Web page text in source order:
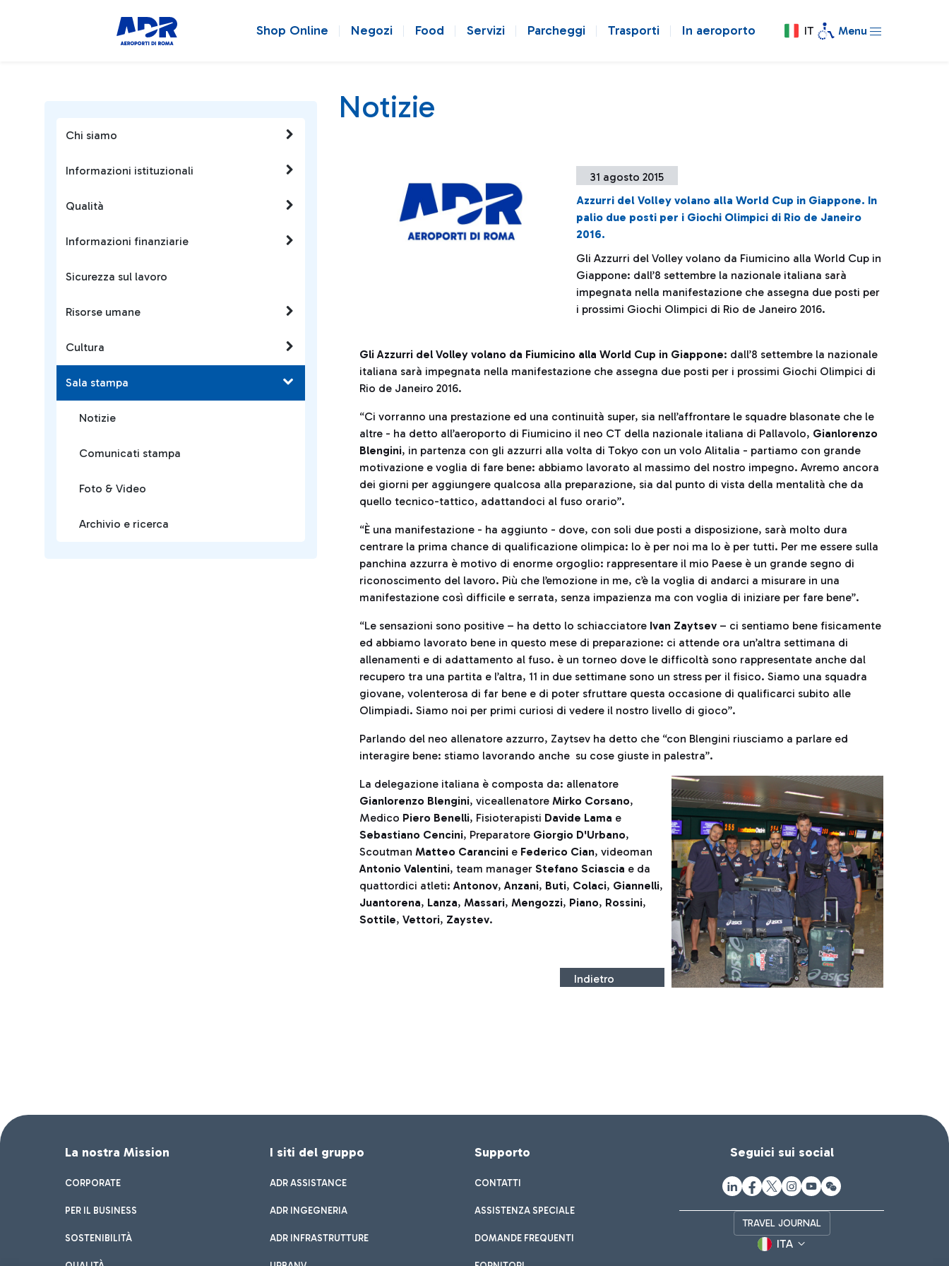
Shop Online Negozi Food Servizi Parcheggi Trasporti In aeroporto IT Menu
Chi siamo
Informazioni istituzionali
Qualità
Informazioni finanziarie
Sicurezza sul lavoro
Risorse umane
Cultura
Sala stampa
Notizie
Comunicati stampa
Foto & Video
Archivio e ricerca
Notizie
31 agosto 2015
Azzurri del Volley volano alla World Cup in Giappone. In
palio due posti per i Giochi Olimpici di Rio de Janeiro
2016.
Gli Azzurri del Volley volano da Fiumicino alla World Cup in
Giappone: dall’8 settembre la nazionale italiana sarà
impegnata nella manifestazione che assegna due posti per
i prossimi Giochi Olimpici di Rio de Janeiro 2016.
Gli Azzurri del Volley volano da Fiumicino alla World Cup in Giappone: dall’8 settembre la nazionale
italiana sarà impegnata nella manifestazione che assegna due posti per i prossimi Giochi Olimpici di
Rio de Janeiro 2016.
“Ci vorranno una prestazione ed una continuità super, sia nell’affrontare le squadre blasonate che le
altre - ha detto all’aeroporto di Fiumicino il neo CT della nazionale italiana di Pallavolo, Gianlorenzo
Blengini, in partenza con gli azzurri alla volta di Tokyo con un volo Alitalia - partiamo con grande
motivazione e voglia di fare bene: abbiamo lavorato al massimo del nostro impegno. Avremo ancora
dei giorni per aggiungere qualcosa alla preparazione, sia dal punto di vista della mentalità che da
quello tecnico-tattico, adattandoci al fuso orario”.
“È una manifestazione - ha aggiunto - dove, con soli due posti a disposizione, sarà molto dura
centrare la prima chance di qualificazione olimpica: lo è per noi ma lo è per tutti. Per me essere sulla
panchina azzurra è motivo di enorme orgoglio: rappresentare il mio Paese è un grande segno di
riconoscimento del lavoro. Più che l’emozione in me, c’è la voglia di andarci a misurare in una
manifestazione così difficile e serrata, senza impazienza ma con voglia di iniziare per fare bene”.
“Le sensazioni sono positive – ha detto lo schiacciatore Ivan Zaytsev – ci sentiamo bene fisicamente
ed abbiamo lavorato bene in questo mese di preparazione: ci attende ora un’altra settimana di
allenamenti e di adattamento al fuso. è un torneo dove le difficoltà sono rappresentate anche dal
recupero tra una partita e l’altra, 11 in due settimane sono un stress per il fisico. Siamo una squadra
giovane, volenterosa di far bene e di poter sfruttare questa occasione di qualificarci subito alle
Olimpiadi. Siamo noi per primi curiosi di vedere il nostro livello di gioco”.
Parlando del neo allenatore azzurro, Zaytsev ha detto che “con Blengini riusciamo a parlare ed
interagire bene: stiamo lavorando anche su cose giuste in palestra”.
La delegazione italiana è composta da: allenatore
Gianlorenzo Blengini, viceallenatore Mirko Corsano,
Medico Piero Benelli, Fisioterapisti Davide Lama e
Sebastiano Cencini, Preparatore Giorgio D'Urbano,
Scoutman Matteo Carancini e Federico Cian, videoman
Antonio Valentini, team manager Stefano Sciascia e da
quattordici atleti:Antonov,Anzani, Buti, Colaci, Giannelli,
Juantorena, Lanza, Massari, Mengozzi, Piano, Rossini,
Sottile, Vettori, Zaystev.
Indietro
La nostra Mission
CORPORATE
PER IL BUSINESS
SOSTENIBILITÀ
I siti del gruppo
ADR ASSISTANCE
ADR INGEGNERIA
ADR INFRASTRUTTURE
Supporto
CONTATTI
ASSISTENZA SPECIALE
DOMANDE FREQUENTI
Seguici sui social
TRAVEL JOURNAL
ITA